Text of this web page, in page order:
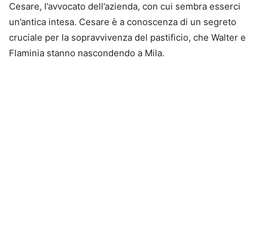
Cesare, l’avvocato dell’azienda, con cui sembra esserci
un’antica intesa. Cesare è a conoscenza di un segreto
cruciale per la sopravvivenza del pastificio, che Walter e
Flaminia stanno nascondendo a Mila.